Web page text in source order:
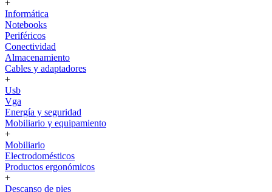
+
Informática
Notebooks
Periféricos
Conectividad
Almacenamiento
Cables y adaptadores
+
Usb
Vga
Energía y seguridad
Mobiliario y equipamiento
+
Mobiliario
Electrodomésticos
Productos ergonómicos
+
Descanso de pies